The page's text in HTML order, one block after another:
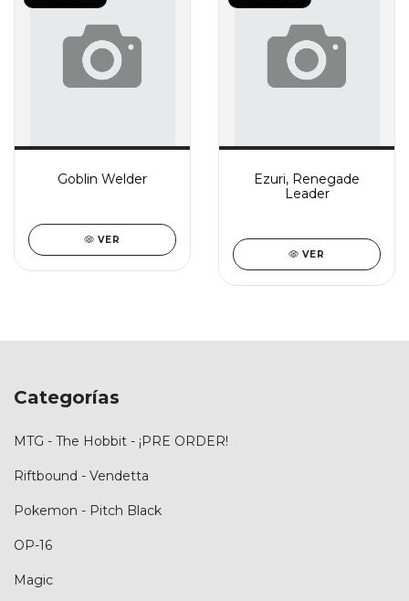
Goblin Welder
VER
Ezuri, Renegade
Leader
VER
Categorías
MTG - The Hobbit - ¡PRE ORDER!
Riftbound - Vendetta
Pokemon - Pitch Black
OP-16
Magic